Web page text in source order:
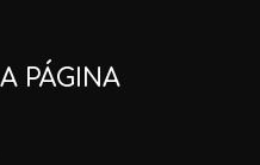
PÁGINA